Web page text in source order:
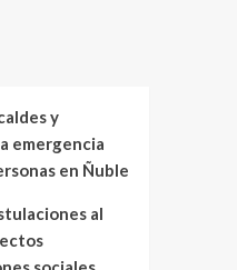
y
emergencia
en Ñuble
al